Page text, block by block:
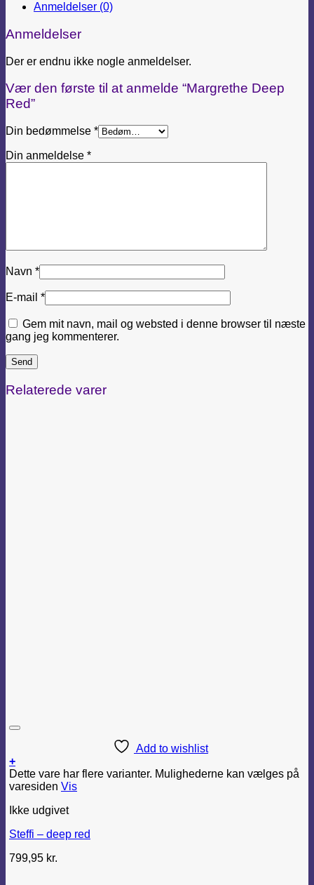
Anmeldelser (0)
Anmeldelser
Der er endnu ikke nogle anmeldelser.
Vær den første til at anmelde “Margrethe Deep
Red”
Din bedømmelse *
Din anmeldelse *
Navn *
E-mail *
Gem mit navn, mail og websted i denne browser til næste
gang jeg kommenterer.
Relaterede varer
Add to wishlist
+
Dette vare har flere varianter. Mulighederne kan vælges på
varesiden Vis
Ikke udgivet
Steffi – deep red
799,95 kr.